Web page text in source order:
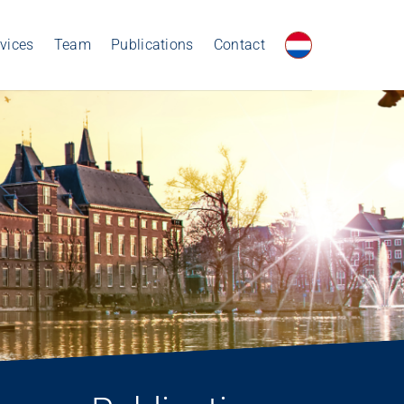
Team Publications Contact